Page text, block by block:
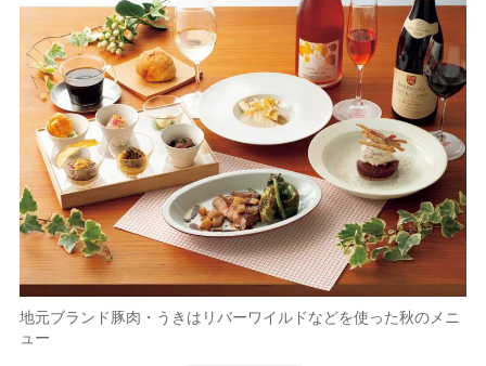
地元ブランド豚肉・うきはリバーワイルドなどを使った秋のメニ
ュー